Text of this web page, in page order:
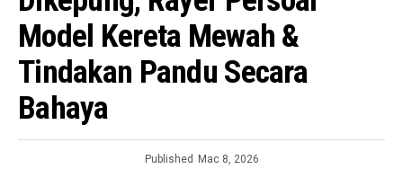
Model Kereta Mewah &
Tindakan Pandu Secara
Bahaya
Published Mac 8, 2026